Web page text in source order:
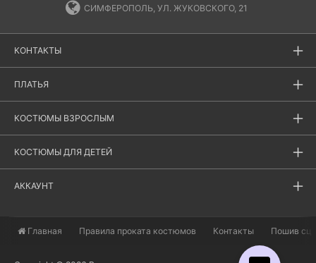
СИМФЕРОПОЛЬ, УЛ. ЖУКОВСКОГО, 21
КОНТАКТЫ
ПЛАТЬЯ
КОСТЮМЫ ВЗРОСЛЫМ
КОСТЮМЫ ДЛЯ ДЕТЕЙ
АККАУНТ
Главная ​Правила проката костюмов Контакты Пошив